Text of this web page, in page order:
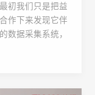
初我们只是把益
作下来发现它伴
数据采集系统，